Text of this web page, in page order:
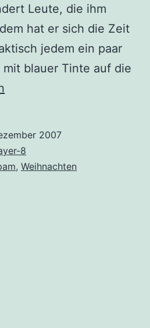
Leute, die ihm
hat er sich die Zeit
jedem ein paar
blauer Tinte auf die
2007
8
, Weihnachten